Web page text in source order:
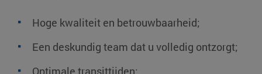
Hoge kwaliteit en betrouwbaarheid;
Een deskundig team dat u volledig ontzorgt;
Optimale transittijden;